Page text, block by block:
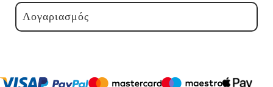
Λογαριασμός